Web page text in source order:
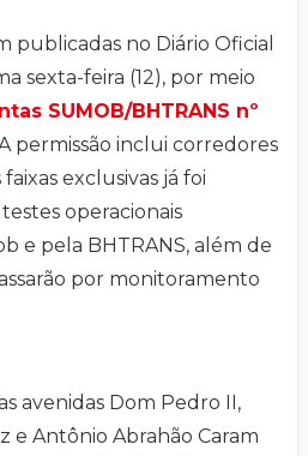
publicadas no Diário Oficial
sexta-feira (12), por meio
SUMOB/BHTRANS nº
permissão inclui corredores
exclusivas já foi
operacionais
e pela BHTRANS, além de
por monitoramento
avenidas Dom Pedro II,
e Antônio Abrahão Caram